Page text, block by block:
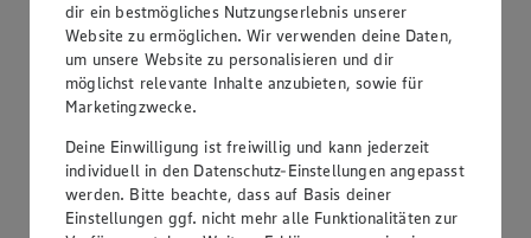
dir ein bestmögliches Nutzungserlebnis unserer
Website zu ermöglichen. Wir verwenden deine Daten,
um unsere Website zu personalisieren und dir
möglichst relevante Inhalte anzubieten, sowie für
Marketingzwecke.
Deine Einwilligung ist freiwillig und kann jederzeit
individuell in den Datenschutz-Einstellungen angepasst
werden. Bitte beachte, dass auf Basis deiner
Einstellungen ggf. nicht mehr alle Funktionalitäten zur